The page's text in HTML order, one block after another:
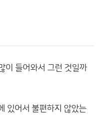
이 들어와서 그런 것일까
있어서 불편하지 않았는